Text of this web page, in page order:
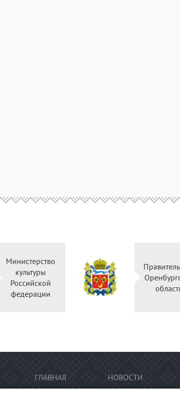
Министерство
культуры
Российской
федерации
ГЛАВНАЯ НОВОСТИ